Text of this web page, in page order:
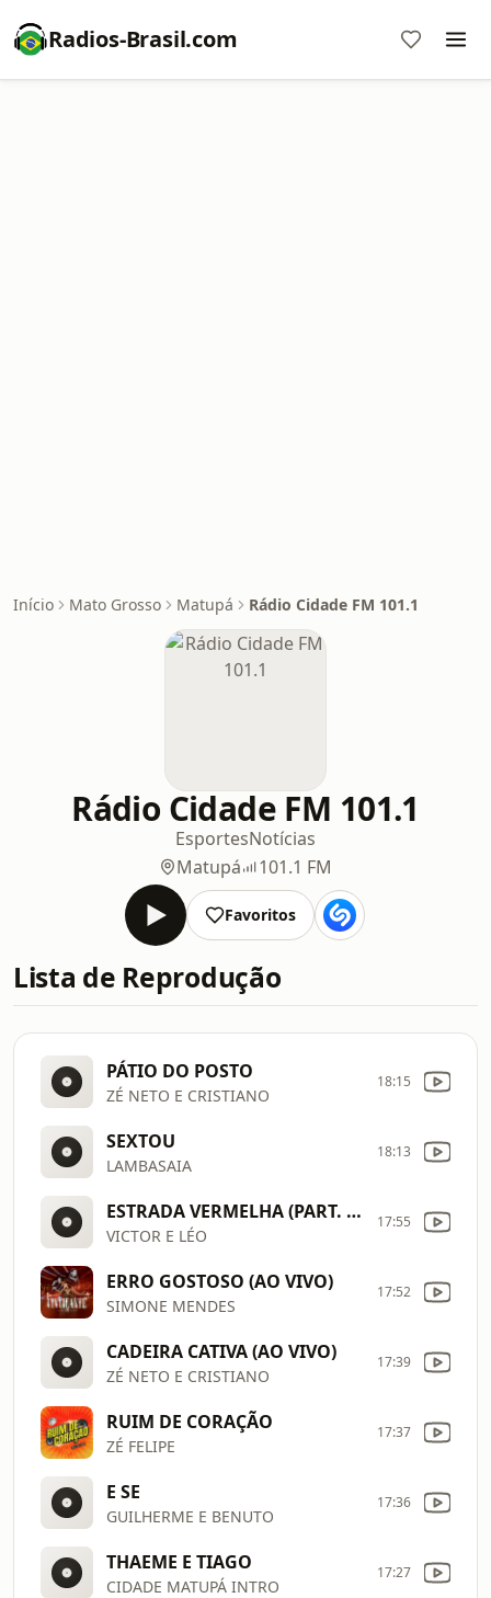
Radios-Brasil.com
Início Mato Grosso Matupá Rádio Cidade FM 101.1
Rádio Cidade FM 101.1
EsportesNotícias
Matupá
101.1 FM
Favoritos
Lista de Reprodução
PÁTIO DO POSTO
ZÉ NETO E CRISTIANO
18:15
SEXTOU
LAMBASAIA
18:13
ESTRADA VERMELHA (PART. MILIONÁRIO E JOSÉ RICO)
VICTOR E LÉO
17:55
ERRO GOSTOSO (AO VIVO)
SIMONE MENDES
17:52
CADEIRA CATIVA (AO VIVO)
ZÉ NETO E CRISTIANO
17:39
RUIM DE CORAÇÃO
ZÉ FELIPE
17:37
E SE
GUILHERME E BENUTO
17:36
THAEME E TIAGO
CIDADE MATUPÁ INTRO
17:27